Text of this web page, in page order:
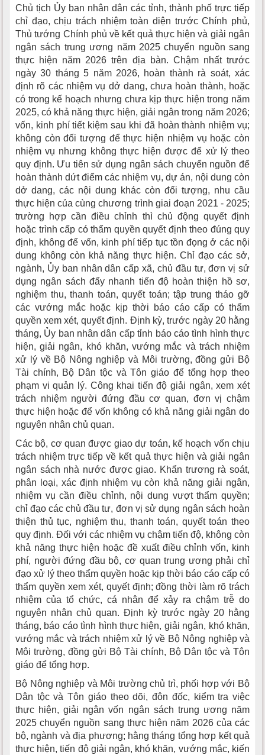
Chủ tịch Ủy ban nhân dân các tỉnh, thành phố trực tiếp
chỉ đạo, chịu trách nhiệm toàn diện trước Chính phủ,
Thủ tướng Chính phủ về kết quả thực hiện và giải ngân
ngân sách trung ương năm 2025 chuyển nguồn sang
thực hiện năm 2026 trên địa bàn. Chậm nhất trước
ngày 30 tháng 5 năm 2026, hoàn thành rà soát, xác
định rõ các nhiệm vụ dở dang, chưa hoàn thành, hoặc
có trong kế hoạch nhưng chưa kịp thực hiện trong năm
2025, có khả năng thực hiện, giải ngân trong năm 2026;
vốn, kinh phí tiết kiệm sau khi đã hoàn thành nhiệm vụ;
không còn đối tượng để thực hiện nhiệm vụ hoặc còn
nhiệm vụ nhưng không thực hiện được để xử lý theo
quy định. Ưu tiên sử dụng ngân sách chuyển nguồn để
hoàn thành dứt điểm các nhiệm vụ, dự án, nội dung còn
dở dang, các nội dung khác còn đối tượng, nhu cầu
thực hiện của cùng chương trình giai đoạn 2021 - 2025;
trường hợp cần điều chỉnh thì chủ động quyết định
hoặc trình cấp có thẩm quyền quyết định theo đúng quy
định, không để vốn, kinh phí tiếp tục tồn đọng ở các nội
dung không còn khả năng thực hiện. Chỉ đạo các sở,
ngành, Ủy ban nhân dân cấp xã, chủ đầu tư, đơn vị sử
dụng ngân sách đẩy nhanh tiến độ hoàn thiện hồ sơ,
nghiệm thu, thanh toán, quyết toán; tập trung tháo gỡ
các vướng mắc hoặc kịp thời báo cáo cấp có thẩm
quyền xem xét, quyết định. Định kỳ, trước ngày 20 hằng
tháng, Ủy ban nhân dân cấp tỉnh báo cáo tình hình thực
hiện, giải ngân, khó khăn, vướng mắc và trách nhiệm
xử lý về Bộ Nông nghiệp và Môi trường, đồng gửi Bộ
Tài chính, Bộ Dân tộc và Tôn giáo để tổng hợp theo
phạm vi quản lý. Công khai tiến độ giải ngân, xem xét
trách nhiệm người đứng đầu cơ quan, đơn vị chậm
thực hiện hoặc để vốn không có khả năng giải ngân do
nguyên nhân chủ quan.
Các bộ, cơ quan được giao dự toán, kế hoạch vốn chịu
trách nhiệm trực tiếp về kết quả thực hiện và giải ngân
ngân sách nhà nước được giao. Khẩn trương rà soát,
phân loại, xác định nhiệm vụ còn khả năng giải ngân,
nhiệm vụ cần điều chỉnh, nội dung vượt thẩm quyền;
chỉ đạo các chủ đầu tư, đơn vị sử dụng ngân sách hoàn
thiện thủ tục, nghiệm thu, thanh toán, quyết toán theo
quy định. Đối với các nhiệm vụ chậm tiến độ, không còn
khả năng thực hiện hoặc đề xuất điều chỉnh vốn, kinh
phí, người đứng đầu bộ, cơ quan trung ương phải chỉ
đạo xử lý theo thẩm quyền hoặc kịp thời báo cáo cấp có
thẩm quyền xem xét, quyết định; đồng thời làm rõ trách
nhiệm của tổ chức, cá nhân để xảy ra chậm trễ do
nguyên nhân chủ quan. Định kỳ trước ngày 20 hằng
tháng, báo cáo tình hình thực hiện, giải ngân, khó khăn,
vướng mắc và trách nhiệm xử lý về Bộ Nông nghiệp và
Môi trường, đồng gửi Bộ Tài chính, Bộ Dân tộc và Tôn
giáo để tổng hợp.
Bộ Nông nghiệp và Môi trường chủ trì, phối hợp với Bộ
Dân tộc và Tôn giáo theo dõi, đôn đốc, kiểm tra việc
thực hiện, giải ngân vốn ngân sách trung ương năm
2025 chuyển nguồn sang thực hiện năm 2026 của các
bộ, ngành và địa phương; hằng tháng tổng hợp kết quả
thực hiện, tiến độ giải ngân, khó khăn, vướng mắc, kiến